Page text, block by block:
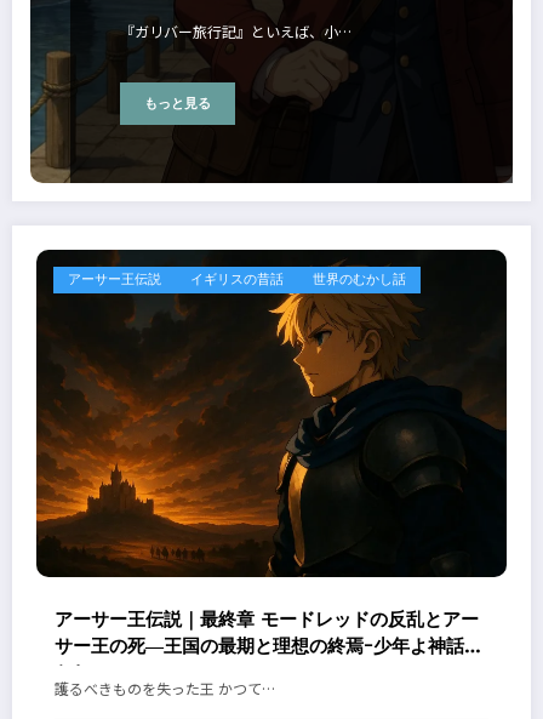
『ガリバー旅行記』といえば、小…
もっと見る
アーサー王伝説 イギリスの昔話 世界のむかし話
アーサー王伝説｜最終章 モードレッドの反乱とアー
サー王の死―王国の最期と理想の終焉ｰ少年よ神話に
なれ！
護るべきものを失った王 かつて…